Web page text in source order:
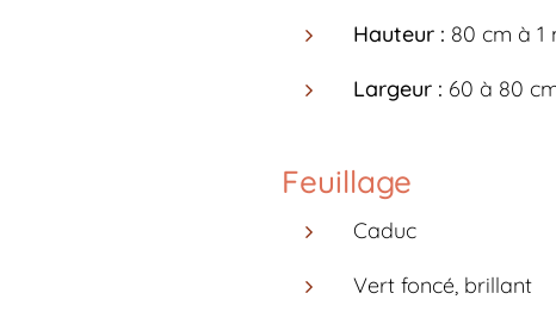
Hauteur : 80 cm à 1
Largeur : 60 à 80
Feuillage
Caduc
Vert foncé, brillant